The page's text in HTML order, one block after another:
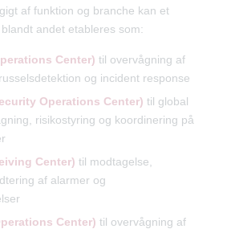
af funktion og branche kan et
andet etableres som:
Center) til overvågning af
og incident response
Operations Center) til global
risikostyring og koordinering på
Center) til modtagelse,
af alarmer og
Center) til overvågning af